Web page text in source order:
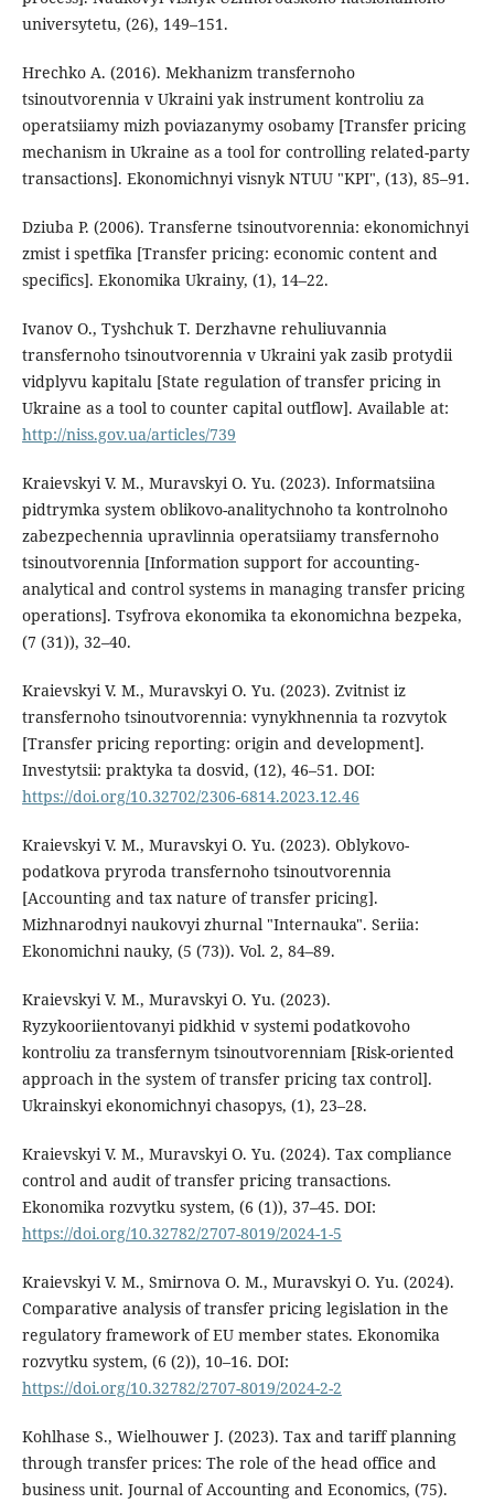
universytetu, (26), 149–151.
Hrechko A. (2016). Mekhanizm transfernoho
tsinoutvorennia v Ukraini yak instrument kontroliu za
operatsiiamy mizh poviazanymy osobamy [Transfer pricing
mechanism in Ukraine as a tool for controlling related-party
transactions]. Ekonomichnyi visnyk NTUU "KPI", (13), 85–91.
Dziuba P. (2006). Transferne tsinoutvorennia: ekonomichnyi
zmist i spetfika [Transfer pricing: economic content and
specifics]. Ekonomika Ukrainy, (1), 14–22.
Ivanov O., Tyshchuk T. Derzhavne rehuliuvannia
transfernoho tsinoutvorennia v Ukraini yak zasib protydii
vidplyvu kapitalu [State regulation of transfer pricing in
Ukraine as a tool to counter capital outflow]. Available at:
http://niss.gov.ua/articles/739
Kraievskyi V. M., Muravskyi O. Yu. (2023). Informatsiina
pidtrymka system oblikovo-analitychnoho ta kontrolnoho
zabezpechennia upravlinnia operatsiiamy transfernoho
tsinoutvorennia [Information support for accounting-
analytical and control systems in managing transfer pricing
operations]. Tsyfrova ekonomika ta ekonomichna bezpeka,
(7 (31)), 32–40.
Kraievskyi V. M., Muravskyi O. Yu. (2023). Zvitnist iz
transfernoho tsinoutvorennia: vynykhnennia ta rozvytok
[Transfer pricing reporting: origin and development].
Investytsii: praktyka ta dosvid, (12), 46–51. DOI:
https://doi.org/10.32702/2306-6814.2023.12.46
Kraievskyi V. M., Muravskyi O. Yu. (2023). Oblykovo-
podatkova pryroda transfernoho tsinoutvorennia
[Accounting and tax nature of transfer pricing].
Mizhnarodnyi naukovyi zhurnal "Internauka". Seriia:
Ekonomichni nauky, (5 (73)). Vol. 2, 84–89.
Kraievskyi V. M., Muravskyi O. Yu. (2023).
Ryzykooriientovanyi pidkhid v systemi podatkovoho
kontroliu za transfernym tsinoutvorenniam [Risk-oriented
approach in the system of transfer pricing tax control].
Ukrainskyi ekonomichnyi chasopys, (1), 23–28.
Kraievskyi V. M., Muravskyi O. Yu. (2024). Tax compliance
control and audit of transfer pricing transactions.
Ekonomika rozvytku system, (6 (1)), 37–45. DOI:
https://doi.org/10.32782/2707-8019/2024-1-5
Kraievskyi V. M., Smirnova O. M., Muravskyi O. Yu. (2024).
Comparative analysis of transfer pricing legislation in the
regulatory framework of EU member states. Ekonomika
rozvytku system, (6 (2)), 10–16. DOI:
https://doi.org/10.32782/2707-8019/2024-2-2
Kohlhase S., Wielhouwer J. (2023). Tax and tariff planning
through transfer prices: The role of the head office and
business unit. Journal of Accounting and Economics, (75).